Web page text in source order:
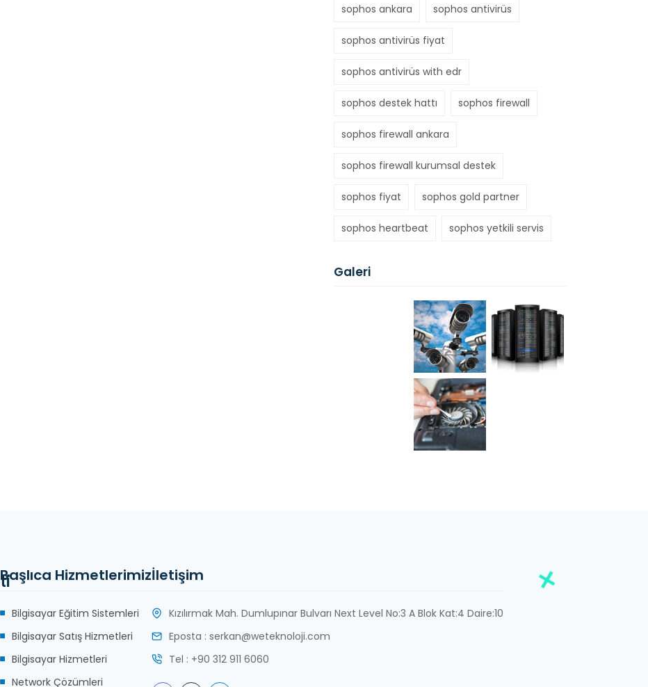
sophos ankara sophos antivirüs
sophos antivirüs fiyat
sophos antivirüs with edr
sophos destek hattı sophos firewall
sophos firewall ankara
sophos firewall kurumsal destek
sophos fiyat sophos gold partner
sophos heartbeat sophos yetkili servis
Galeri
Başlıca Hizmetlerimiz
Bilgisayar Eğitim Sistemleri
Bilgisayar Satış Hizmetleri
Bilgisayar Hizmetleri
Network Çözümleri
İletişim
Kızılırmak Mah. Dumlupınar Bulvarı Next Level No:3 A Blok Kat:4 Daire:10
Eposta : serkan@weteknoloji.com
Tel : +90 312 911 6060